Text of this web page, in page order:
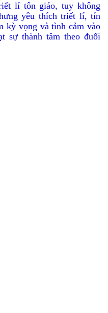
lí tôn giáo, tuy không
yêu thích triết lí, tín
kỳ vọng và tình cảm vào
sự thành tâm theo đuổi